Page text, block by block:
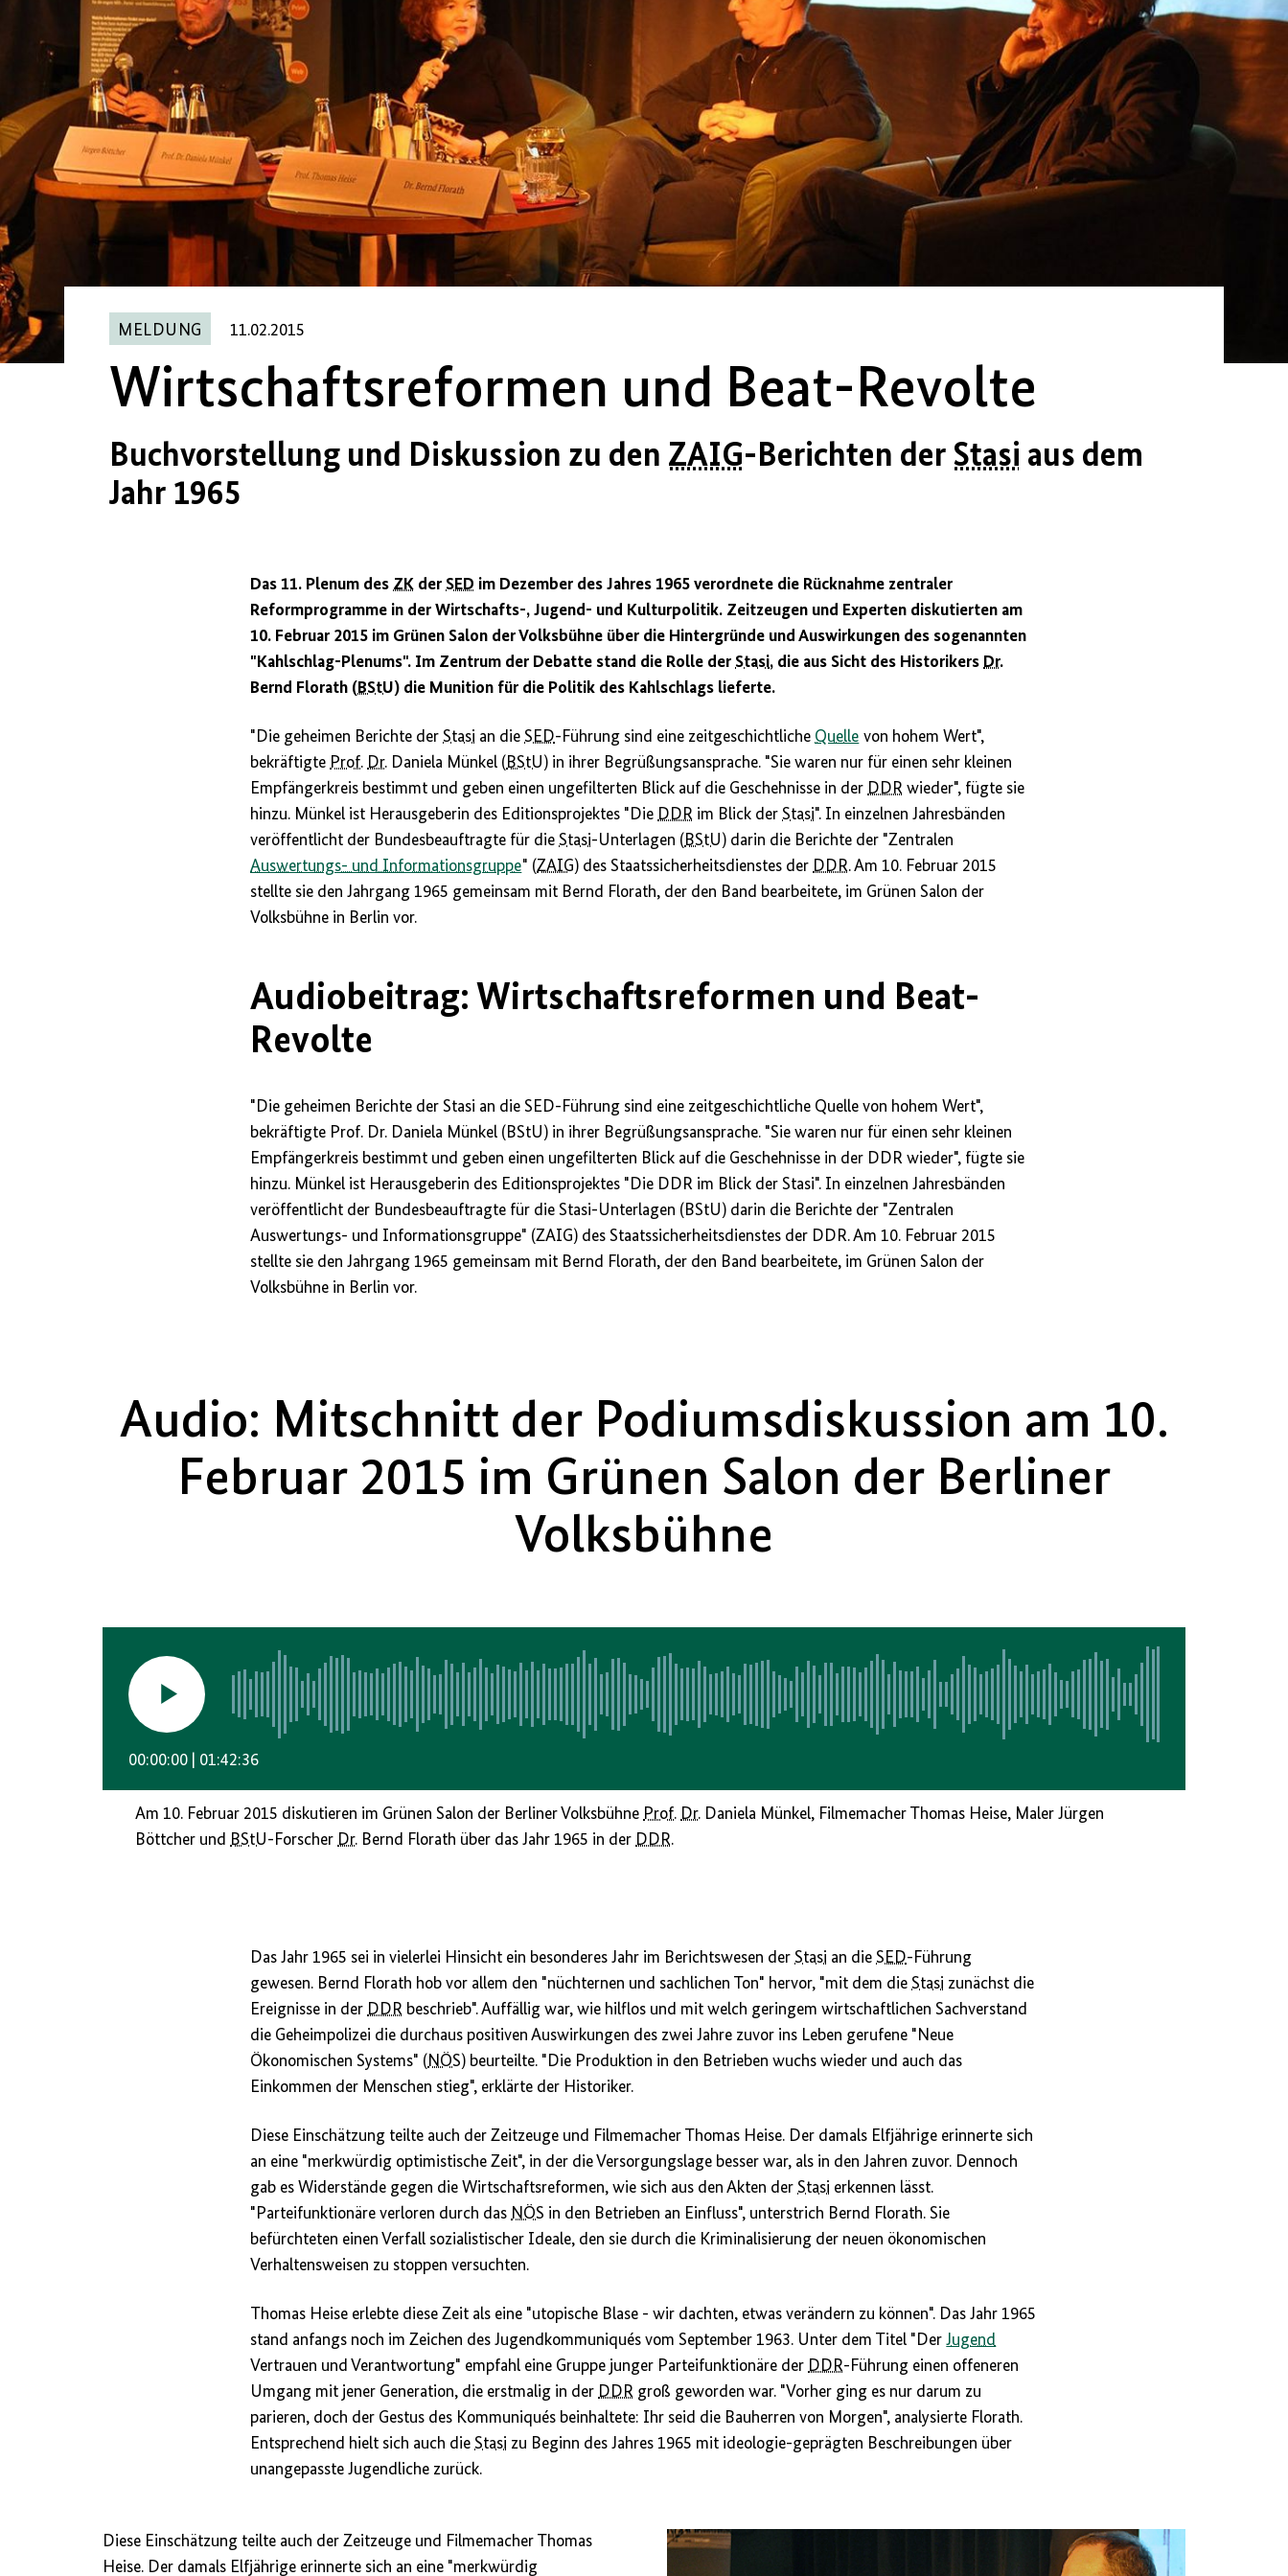
MELDUNG 11.02.2015
Wirtschaftsreformen und Beat-Revolte
Buchvorstellung und Diskussion zu den ZAIG-Berichten der Stasi aus dem
Jahr 1965
Das 11. Plenum des ZK der SED im Dezember des Jahres 1965 verordnete die Rücknahme zentraler
Reformprogramme in der Wirtschafts-, Jugend- und Kulturpolitik. Zeitzeugen und Experten diskutierten am
10. Februar 2015 im Grünen Salon der Volksbühne über die Hintergründe und Auswirkungen des sogenannten
"Kahlschlag-Plenums". Im Zentrum der Debatte stand die Rolle der Stasi, die aus Sicht des Historikers Dr.
Bernd Florath ( BStU) die Munition für die Politik des Kahlschlags lieferte.
"Die geheimen Berichte derStasi an dieSED-Führung sind eine zeitgeschichtliche Quelle von hohem Wert",
bekräftigte Prof. Dr. Daniela Münkel ( BStU ) in ihrer Begrüßungsansprache. "Sie waren nur für einen sehr kleinen
Empfängerkreis bestimmt und geben einen ungefilterten Blick auf die Geschehnisse in der DDR wieder", fügte sie
hinzu. Münkel ist Herausgeberin des Editionsprojektes "Die DDR im Blick derStasi". In einzelnen Jahresbänden
veröffentlicht der Bundesbeauftragte für dieStasi-Unterlagen ( BStU ) darin die Berichte der "Zentralen
Auswertungs- und Informationsgruppe" (ZAIG) des Staatssicherheitsdienstes der DDR. Am 10. Februar 2015
stellte sie den Jahrgang 1965 gemeinsam mit Bernd Florath, der den Band bearbeitete, im Grünen Salon der
Volksbühne in Berlin vor.
Audiobeitrag: Wirtschaftsreformen und Beat-
Revolte
"Die geheimen Berichte der Stasi an die SED-Führung sind eine zeitgeschichtliche Quelle von hohem Wert",
bekräftigte Prof. Dr. Daniela Münkel (BStU) in ihrer Begrüßungsansprache. "Sie waren nur für einen sehr kleinen
Empfängerkreis bestimmt und geben einen ungefilterten Blick auf die Geschehnisse in der DDR wieder", fügte sie
hinzu. Münkel ist Herausgeberin des Editionsprojektes "Die DDR im Blick der Stasi". In einzelnen Jahresbänden
veröffentlicht der Bundesbeauftragte für die Stasi-Unterlagen (BStU) darin die Berichte der "Zentralen
Auswertungs- und Informationsgruppe" (ZAIG) des Staatssicherheitsdienstes der DDR. Am 10. Februar 2015
stellte sie den Jahrgang 1965 gemeinsam mit Bernd Florath, der den Band bearbeitete, im Grünen Salon der
Volksbühne in Berlin vor.
Audio: Mitschnitt der Podiumsdiskussion am 10.
Februar 2015 im Grünen Salon der Berliner
Volksbühne
Video
abspielen/anhalten
00:00:00 01:42:36
Am 10. Februar 2015 diskutieren im Grünen Salon der Berliner Volksbühne Prof. Dr. Daniela Münkel, Filmemacher Thomas Heise, Maler Jürgen
Böttcher und BStU-Forscher Dr. Bernd Florath über das Jahr 1965 in der DDR.
Das Jahr 1965 sei in vielerlei Hinsicht ein besonderes Jahr im Berichtswesen derStasi an dieSED-Führung
gewesen. Bernd Florath hob vor allem den "nüchternen und sachlichen Ton" hervor, "mit dem dieStasi zunächst die
Ereignisse in der DDR beschrieb". Auffällig war, wie hilflos und mit welch geringem wirtschaftlichen Sachverstand
die Geheimpolizei die durchaus positiven Auswirkungen des zwei Jahre zuvor ins Leben gerufene "Neue
Ökonomischen Systems" ( NÖS) beurteilte. "Die Produktion in den Betrieben wuchs wieder und auch das
Einkommen der Menschen stieg", erklärte der Historiker.
Diese Einschätzung teilte auch der Zeitzeuge und Filmemacher Thomas Heise. Der damals Elfjährige erinnerte sich
an eine "merkwürdig optimistische Zeit", in der die Versorgungslage besser war, als in den Jahren zuvor. Dennoch
gab es Widerstände gegen die Wirtschaftsreformen, wie sich aus den Akten derStasi erkennen lässt.
"Parteifunktionäre verloren durch das NÖS in den Betrieben an Einfluss", unterstrich Bernd Florath. Sie
befürchteten einen Verfall sozialistischer Ideale, den sie durch die Kriminalisierung der neuen ökonomischen
Verhaltensweisen zu stoppen versuchten.
Thomas Heise erlebte diese Zeit als eine "utopische Blase - wir dachten, etwas verändern zu können". Das Jahr 1965
stand anfangs noch im Zeichen des Jugendkommuniqués vom September 1963. Unter dem Titel "DerJugend
Vertrauen und Verantwortung" empfahl eine Gruppe junger Parteifunktionäre der DDR-Führung einen offeneren
Umgang mit jener Generation, die erstmalig in der DDR groß geworden war. "Vorher ging es nur darum zu
parieren, doch der Gestus des Kommuniqués beinhaltete: Ihr seid die Bauherren von Morgen", analysierte Florath.
Entsprechend hielt sich auch dieStasi zu Beginn des Jahres 1965 mit ideologie-geprägten Beschreibungen über
unangepasste Jugendliche zurück.
Diese Einschätzung teilte auch der Zeitzeuge und Filmemacher Thomas
Heise. Der damals Elfjährige erinnerte sich an eine "merkwürdig